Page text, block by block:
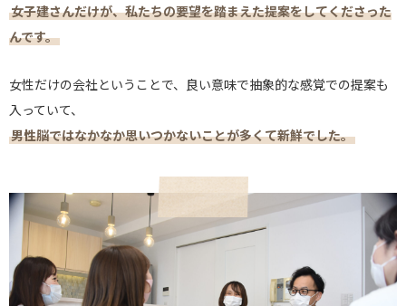
女子建さんだけが、私たちの要望を踏まえた提案をしてくださった
んです。
女性だけの会社ということで、良い意味で抽象的な感覚での提案も
入っていて、
男性脳ではなかなか思いつかないことが多くて新鮮でした。